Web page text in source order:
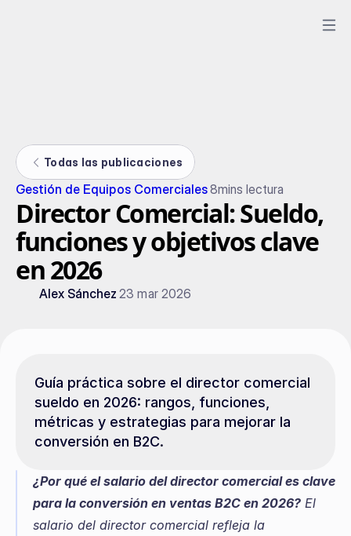
Todas las publicaciones
Gestión de Equipos Comerciales8mins lectura
Director Comercial: Sueldo,
funciones y objetivos clave
en 2026
Alex Sánchez 23 mar 2026
Guía práctica sobre el director comercial
sueldo en 2026: rangos, funciones,
métricas y estrategias para mejorar la
conversión en B2C.
¿Por qué el salario del director comercial es clave
para la conversión en ventas B2C en 2026? El
salario del director comercial refleja la